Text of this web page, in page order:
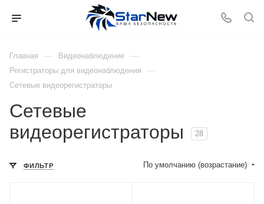
Главная — Видеонаблюдение —
Регистраторы для видеонаблюдения —
Сетевые видеорегистраторы
Сетевые
видеорегистраторы
28
ФИЛЬТР По умолчанию (возрастание)